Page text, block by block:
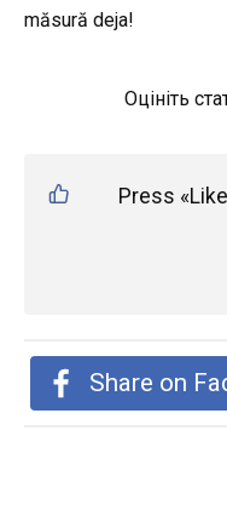
măsură deja!
Оцініть
Press
Share on